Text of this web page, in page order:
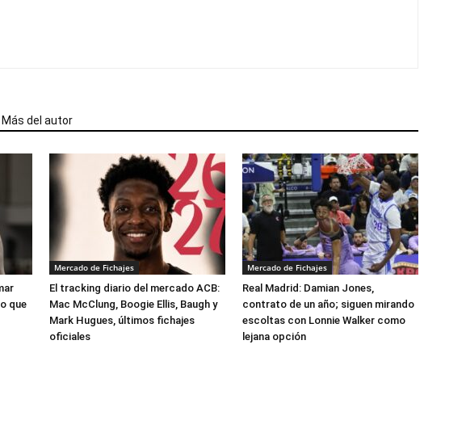
Más del autor
que
Mercado de Fichajes
El tracking diario del mercado ACB:
Mac McClung, Boogie Ellis, Baugh y
Mark Hugues, últimos fichajes
oficiales
Mercado de Fichajes
Real Madrid: Damian Jones,
contrato de un año; siguen mirando
escoltas con Lonnie Walker como
lejana opción